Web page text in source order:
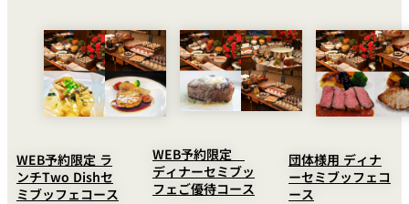
WEB予約限定 ラ
ンチTwo Dishセ
ミブッフェコース
WEB予約限定
ディナーセミブッ
フェご優待コース
団体様用 ディナ
ーセミブッフェコ
ース